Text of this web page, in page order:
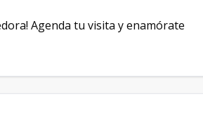
Agenda tu visita y enamórate